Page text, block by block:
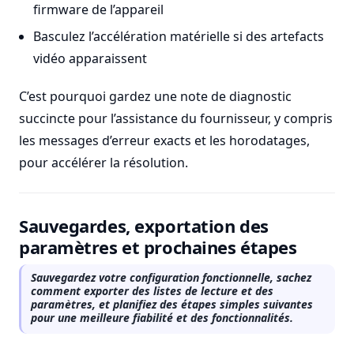
firmware de l’appareil
Basculez l’accélération matérielle si des artefacts
vidéo apparaissent
C’est pourquoi gardez une note de diagnostic
succincte pour l’assistance du fournisseur, y compris
les messages d’erreur exacts et les horodatages,
pour accélérer la résolution.
Sauvegardes, exportation des
paramètres et prochaines étapes
Sauvegardez votre configuration fonctionnelle, sachez
comment exporter des listes de lecture et des
paramètres, et planifiez des étapes simples suivantes
pour une meilleure fiabilité et des fonctionnalités.